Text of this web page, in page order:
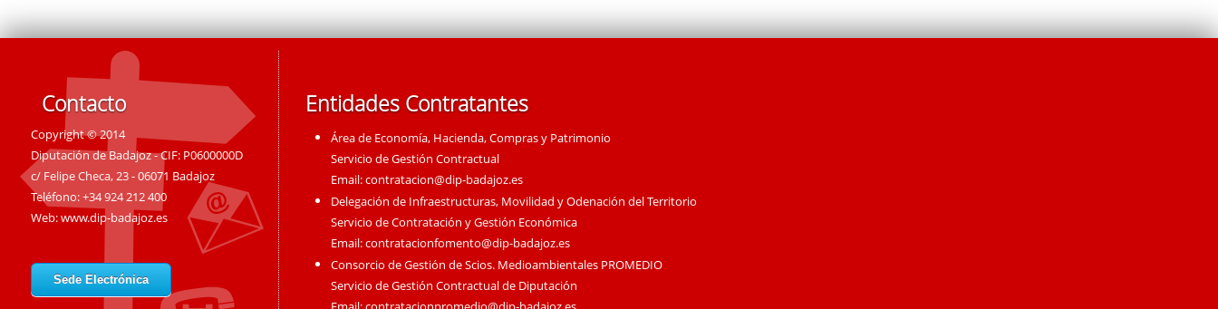
Contacto
Copyright © 2014
Diputación de Badajoz - CIF: P0600000D
c/ Felipe Checa, 23 - 06071 Badajoz
Teléfono: +34 924 212 400
Web:www.dip-badajoz.es
Sede Electrónica
Entidades Contratantes
Área de Economía, Hacienda, Compras y Patrimonio
Servicio de Gestión Contractual
Email:contratacion@dip-badajoz.es
Delegación de Infraestructuras, Movilidad y Odenación del Territorio
Servicio de Contratación y Gestión Económica
Email:contratacionfomento@dip-badajoz.es
Consorcio de Gestión de Scios. Medioambientales PROMEDIO
Servicio de Gestión Contractual de Diputación